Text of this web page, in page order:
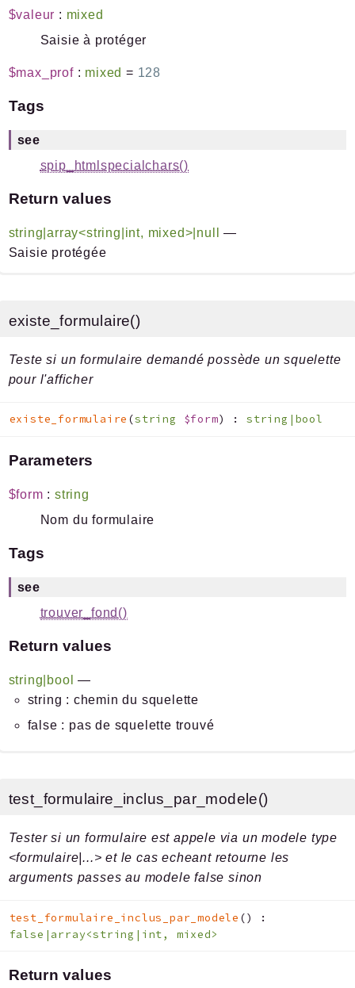
$valeur : mixed
Saisie à protéger
$max_prof: mixed = 128
Tags
see
spip_htmlspecialchars()
Return values
string|array<string|int, mixed>|null
—
Saisie protégée
existe_formulaire()
Teste si un formulaire demandé possède un squelette
pour l'afficher
existe_formulaire (string $form) : string|bool
Parameters
$form :string
Nom du formulaire
Tags
see
trouver_fond()
Return values
string|bool —
string : chemin du squelette
false : pas de squelette trouvé
test_formulaire_inclus_par_modele()
Tester si un formulaire est appele via un modele type
<formulaire|...> et le cas echeant retourne les
arguments passes au modele false sinon
test_formulaire_inclus_par_modele ()
:
false|array<string|int, mixed>
Return values